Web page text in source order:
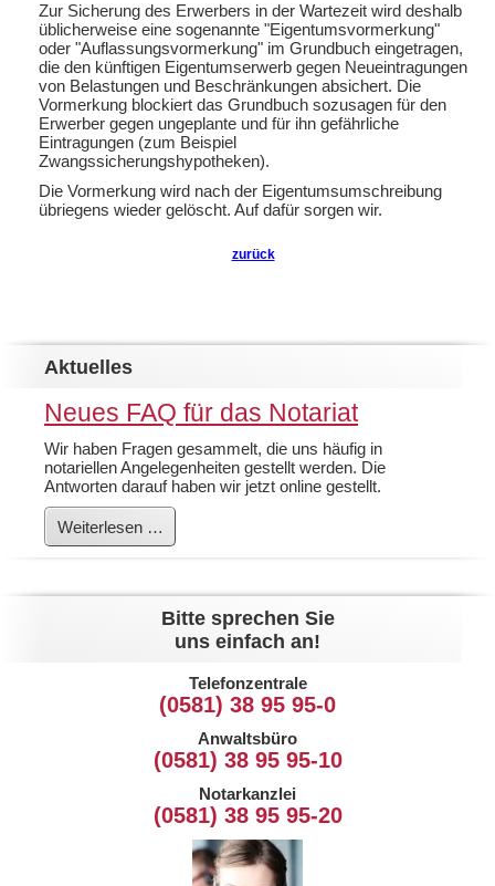
Zur Sicherung des Erwerbers in der Wartezeit wird deshalb
üblicherweise eine sogenannte "Eigentumsvormerkung"
oder "Auflassungsvormerkung" im Grundbuch eingetragen,
die den künftigen Eigentumserwerb gegen Neueintragungen
von Belastungen und Beschränkungen absichert. Die
Vormerkung blockiert das Grundbuch sozusagen für den
Erwerber gegen ungeplante und für ihn gefährliche
Eintragungen (zum Beispiel
Zwangssicherungshypotheken).
Die Vormerkung wird nach der Eigentumsumschreibung
übriegens wieder gelöscht. Auf dafür sorgen wir.
zurück
Aktuelles
Neues FAQ für das Notariat
Wir haben Fragen gesammelt, die uns häufig in
notariellen Angelegenheiten gestellt werden. Die
Antworten darauf haben wir jetzt online gestellt.
Weiterlesen …
FAQ
Notariat
Bitte sprechen Sie
uns einfach an!
Telefonzentrale
(0581) 38 95 95-0
Anwaltsbüro
(0581) 38 95 95-10
Notarkanzlei
(0581) 38 95 95-20